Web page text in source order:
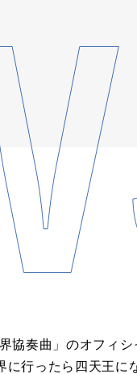
協奏曲」のオフィ
行ったら四天王に